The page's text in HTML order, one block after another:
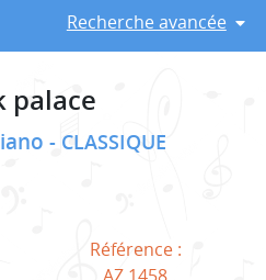
Recherche avancée
palace
CLASSIQUE
Référence :
AZ 1458